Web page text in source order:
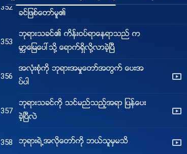
352
ခင္ျဖစ္ေတာ္မူ၏
353
ဘုရားသခင္၏ ကိန္းဝပ္ရာေနရာသည္ က
မာၻေျမေပၚသို႔ ေရာက္ရွိလို႔လာခဲ့ၿပီ
356
အလုံးစုံကို ဘုရားအမႈေတာ္အတြက္ ေပးအ
ပ္ပါ
357
ဘုရားသခင္ကို သင္မည္သည့္အရာ ျပန္ေပး
ခဲ့ၿပီလဲ
358 ဘုရားရဲ႕အလိုေတာ္ကို ဘယ္သူမွမသိ